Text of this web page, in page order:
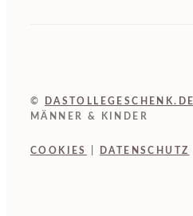
© DASTOLLEGESCHENK.DE
MÄNNER & KINDER
COOKIES DATENSCHUTZ